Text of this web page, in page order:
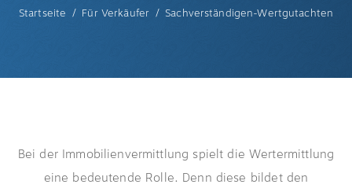
Startseite Für Verkäufer Sachverständigen-Wertgutachten
Bei der Immobilienvermittlung spielt die Wertermittlung
eine bedeutende Rolle. Denn diese bildet den